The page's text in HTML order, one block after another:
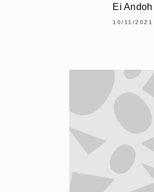
Ei Andoh
10/11/2021